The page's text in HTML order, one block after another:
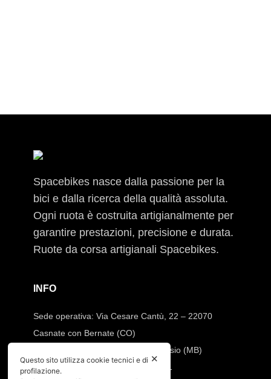
Spacebikes nasce dalla passione per la
bici e dalla ricerca della qualità assoluta.
Ogni ruota è costruita artigianalmente per
garantire prestazioni, precisione e durata.
Ruote da corsa artigianali Spacebikes.
INFO
Sede operativa: Via Cesare Cantù, 22 – 22070
Casnate con Bernate (CO)
Sede legale: Via Pio XI, 7 20832 Desio (MB)
Tel:
✕
Questo sito utilizza cookie tecnici e di
profilazione.